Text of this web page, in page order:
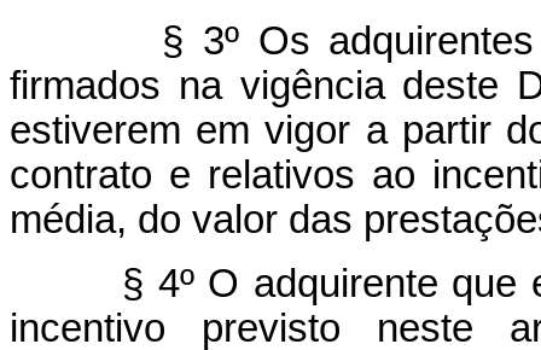
§ 3º Os adquirentes
firmados na vigência deste
estiverem em vigor a partir
contrato e relativos ao
média, do valor das
§ 4º O adquirente que
incentivo previsto neste